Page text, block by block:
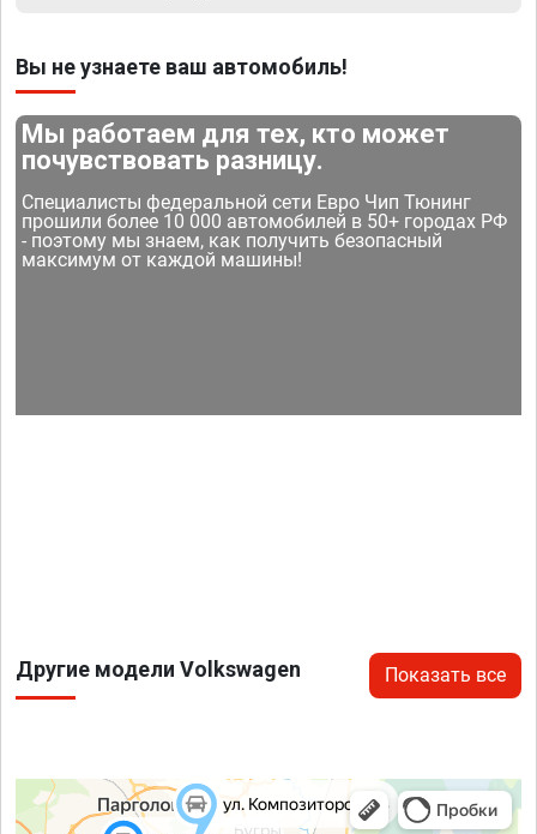
Вы не узнаете ваш автомобиль!
Мы работаем для тех, кто может
почувствовать разницу.
Специалисты федеральной сети Евро Чип Тюнинг
прошили более 10 000 автомобилей в 50+ городах РФ
- поэтому мы знаем, как получить безопасный
максимум от каждой машины!
Другие модели Volkswagen Показать все